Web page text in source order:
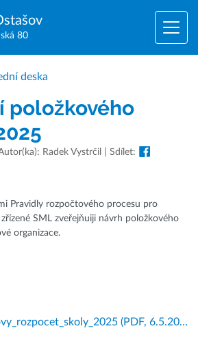
80
deska
položkového
Radek Vystrčil | Sdílet:
Pravidly rozpočtového procesu pro
SML zveřejňuiji návrh položkového
organizace.
(PDF, 6.5.2025)